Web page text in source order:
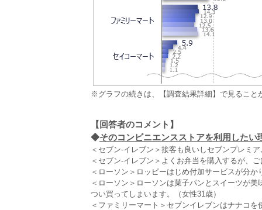
※グラフの続きは、【調査結果詳細】で見ること
【回答者のコメント】
◆そのコンビニエンスストアを利用したい
＜セブン‐イレブン＞接客も良いしセブンプレミ
＜セブン‐イレブン＞よくお弁当を購入するが、
＜ローソン＞ロッピーはじめ付加サービスが分
＜ローソン＞ローソンは菓子パンとスイーツが
つい買ってしまいます。（女性31歳）
＜ファミリーマート＞セブンイレブンはナナコ